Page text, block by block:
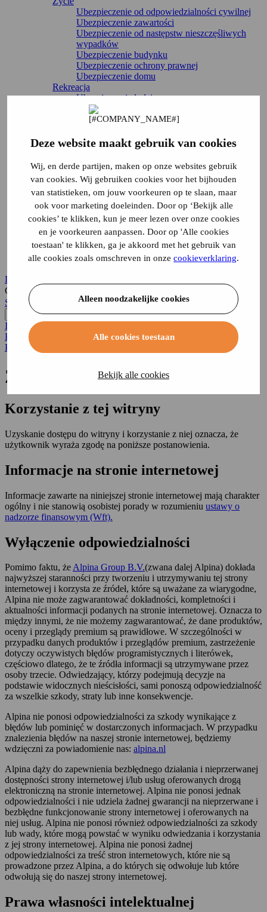
Deze website maakt gebruik van cookies
Wij, en derde partijen, maken op onze websites gebruik
van cookies. Wij gebruiken cookies voor het bijhouden
van statistieken, om jouw voorkeuren op te slaan, maar
ook voor marketing doeleinden. Door op ‘Bekijk alle
cookies’ te klikken, kun je meer lezen over onze cookies
en je voorkeuren aanpassen. Door op 'Alle cookies
toestaan' te klikken, ga je akkoord met het gebruik van
alle cookies zoals omschreven in onze cookieverklaring.
Alleen noodzakelijke cookies
Alle cookies toestaan
Bekijk alle cookies
Ubezpieczenie od odpowiedzialności cywilnej
Ubezpieczenie zawartości
Ubezpieczenie od następstw nieszczęśliwych
wypadków
Ubezpieczenie budynku
Ubezpieczenie ochrony prawnej
Ubezpieczenie domu
Rekreacja
Ubezpieczenie łodzi
Ubezpieczenie kampera
Ubezpieczenie przyczepy kempingowej
Nieprzerwane ubezpieczenie podróżne
Dom rekreacyjny
Dom mobilny
Dom wakacyjny
Ubezpieczenie przyczepy
Wszystkie ubezpieczenia
Bezpośrednia organizacja
Zgłaszanie uszkodzeń
Zgłoś zmianę
Anulowanie ubezpieczenia
Logowanie
Serwis i kontakt
Logowanie
Czego szukasz?
Strona główna
Informacje o Alpina
Prawne
Prawne
Zastrzeżenie
Korzystanie z tej witryny
Uzyskanie dostępu do witryny i korzystanie z niej oznacza, że
użytkownik wyraża zgodę na poniższe postanowienia.
Informacje na stronie internetowej
Informacje zawarte na niniejszej stronie internetowej mają charakter
ogólny i nie stanowią osobistej porady w rozumieniu ustawy o
nadzorze finansowym (Wft).
Wyłączenie odpowiedzialności
Pomimo faktu, żeAlpina Group B.V.(zwana dalej Alpina) dokłada
najwyższej staranności przy tworzeniu i utrzymywaniu tej strony
internetowej i korzysta ze źródeł, które są uważane za wiarygodne,
Alpina nie może zagwarantować dokładności, kompletności i
aktualności informacji podanych na stronie internetowej. Oznacza to
między innymi, że nie możemy zagwarantować, że dane produktów,
oceny i przeglądy premium są prawidłowe. W szczególności w
przypadku danych produktów i przeglądów premium, zastrzeżenie
dotyczy oczywistych błędów programistycznych i literówek,
częściowo dlatego, że te źródła informacji są utrzymywane przez
osoby trzecie. Odwiedzający, którzy podejmują decyzje na
podstawie widocznych nieścisłości, sami ponoszą odpowiedzialność
za wszelkie szkody, straty lub inne konsekwencje.
Alpina nie ponosi odpowiedzialności za szkody wynikające z
błędów lub pominięć w dostarczonych informacjach. W przypadku
znalezienia błędów na naszej stronie internetowej, będziemy
wdzięczni za powiadomienie nas: alpina.nl
Alpina dąży do zapewnienia bezbłędnego działania i nieprzerwanej
dostępności strony internetowej i/lub usług oferowanych drogą
elektroniczną na stronie internetowej. Alpina nie ponosi jednak
odpowiedzialności i nie udziela żadnej gwarancji na nieprzerwane i
bezbłędne funkcjonowanie strony internetowej i oferowanych na
niej usług. Alpina nie ponosi również odpowiedzialności za szkody
lub wady, które mogą powstać w wyniku odwiedzania i korzystania
z jej strony internetowej. Alpina nie ponosi żadnej
odpowiedzialności za treść stron internetowych, które nie są
prowadzone przez Alpina, a do których się odwołuje lub które
odwołują się do naszej strony internetowej.
Prawa własności intelektualnej